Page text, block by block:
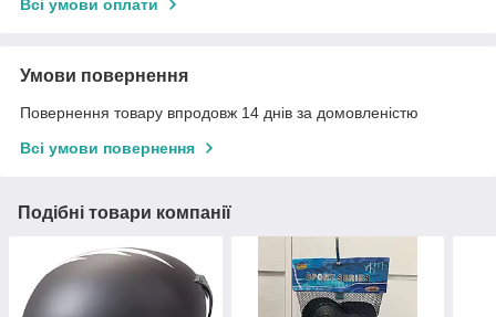
Всі умови оплати
Умови повернення
Повернення товару впродовж 14 днів за домовленістю
Всі умови повернення
Подібні товари компанії